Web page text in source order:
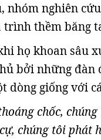
nhóm nghiên
trình thềm băng
họ khoan sâu
bởi những đàn
dòng giống với
chốc,
chúng tôi phát